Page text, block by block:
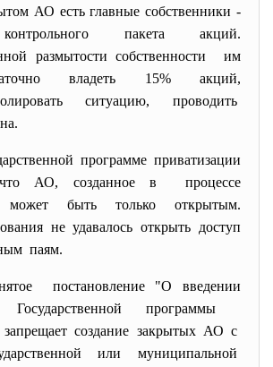
АО есть главные собственники -
пакета акций.
размытости собственности им
владеть 15% акций,
ситуацию, проводить
программеприватизации
что АО, созданное в процессе
может быть только открытым.
не удавалось открыть доступ
паям.
постановление "О введении
программы
запрещает создание закрытых АО с
или муниципальной